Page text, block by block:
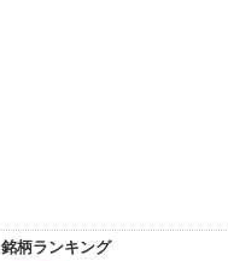
銘柄ランキング